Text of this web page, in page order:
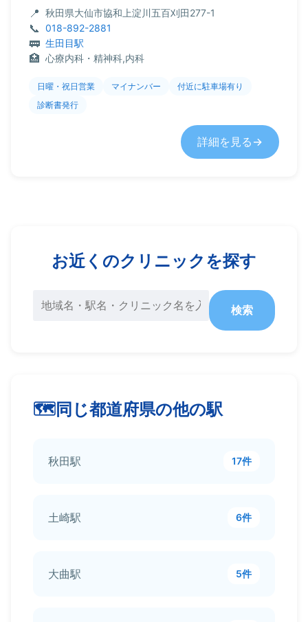
秋田県大仙市協和上淀川五百刈田277-1
018-892-2881
生田目駅
心療内科・精神科,内科
日曜・祝日営業 マイナンバー
付近に駐車場有り
診断書発行
詳細を見る
お近くのクリニックを探す
検索
同じ都道府県の他の駅
秋田駅 17件
土崎駅 6件
大曲駅 5件